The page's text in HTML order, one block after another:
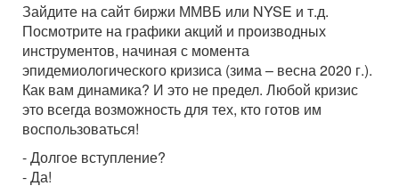
Зайдите на сайт биржи ММВБ или NYSE и т.д.
Посмотрите на графики акций и производных
инструментов, начиная с момента
эпидемиологического кризиса (зима – весна 2020 г.).
Как вам динамика? И это не предел. Любой кризис
это всегда возможность для тех, кто готов им
воспользоваться!
- Долгое вступление?
- Да!